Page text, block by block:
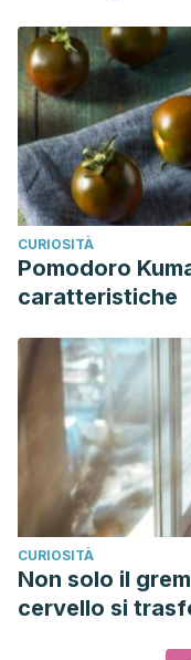
CURIOSITÀ
Pomodoro
caratteristiche
CURIOSITÀ
Non solo il
cervello si